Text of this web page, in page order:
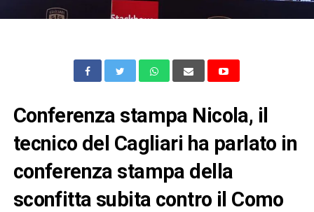
Conferenza stampa Nicola, il
tecnico del Cagliari ha parlato in
conferenza stampa della
sconfitta subita contro il Como